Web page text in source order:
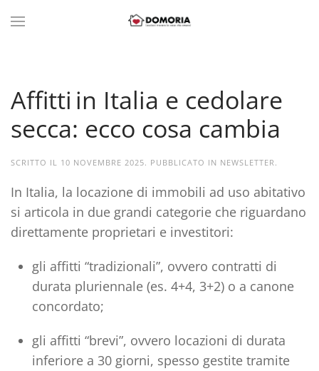
Affitti in Italia e cedolare
secca: ecco cosa cambia
SCRITTO IL 10 NOVEMBRE 2025. PUBBLICATO IN NEWSLETTER.
In Italia, la locazione di immobili ad uso abitativo
si articola in due grandi categorie che riguardano
direttamente proprietari e investitori:
gli affitti “tradizionali”, ovvero contratti di
durata pluriennale (es. 4+4, 3+2) o a canone
concordato;
gli affitti “brevi”, ovvero locazioni di durata
inferiore a 30 giorni, spesso gestite tramite